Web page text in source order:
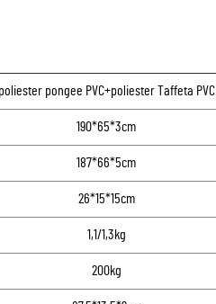
poliester pongee PVC+poliester Taffeta PVC
190*65*3cm
187*66*5cm
26*15*15cm
1,1/1,3kg
200kg